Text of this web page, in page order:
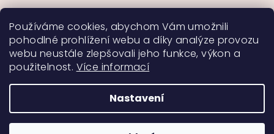
Používáme cookies, abychom Vám umožnili
pohodlné prohlížení webu a díky analýze provozu
webu neustále zlepšovali jeho funkce, výkon a
použitelnost. Více informací
Nastavení
Sledovat na Instagramu